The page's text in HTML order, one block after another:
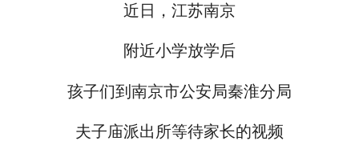
近日，江苏南京
附近小学放学后
孩子们到南京市公安局秦淮分局
夫子庙派出所等待家长的视频